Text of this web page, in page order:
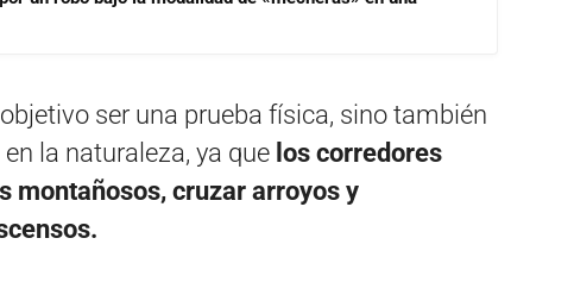
ser una prueba física, sino también
la naturaleza, ya que los corredores
montañosos, cruzar arroyos y